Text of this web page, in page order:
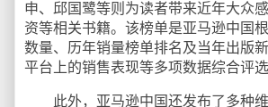
申、邱国鹭等则为读者带来近年大众
资等相关书籍。该榜单是亚马逊中国
数量、历年销量榜单排名及当年出版
平台上的销售表现等多项数据综合评选
此外，亚马逊中国还发布了多种维